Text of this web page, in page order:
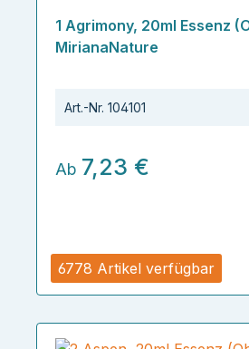
6778 Artikel verfügbar
1 Agrimony, 20ml Essenz
MirianaNature
Art.-Nr. 104101
Ab 7,23 €